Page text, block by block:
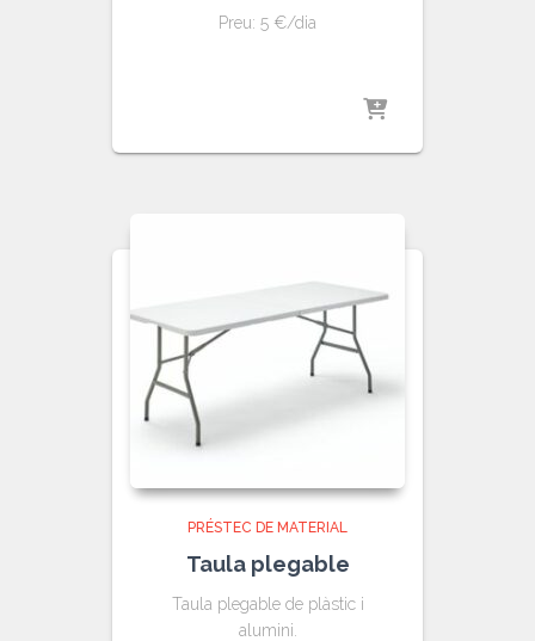
Preu: 5 €/dia
PRÉSTEC DE MATERIAL
Taula plegable
Taula plegable de plàstic i
alumini.